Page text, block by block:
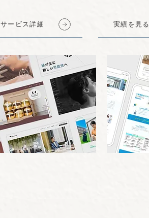
サービス詳細 実績を見る